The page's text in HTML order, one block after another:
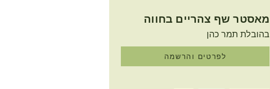
מאסטר שף צהריים בחווה
בהובלת תמר כהן
לפרטים והרשמה